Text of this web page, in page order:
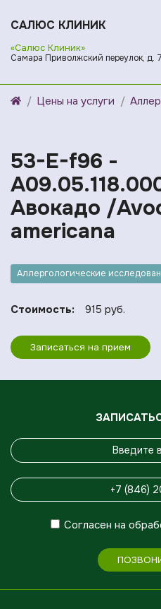
САЛЮС КЛИНИК
«Салюс Клиник»
Самара Приволжский переулок, д.
Цены на услуги
53-E-f96 -
Авокадо /
americana
Аллергологические
Стоимость: 915 руб.
Записаться на прием
Согласен на